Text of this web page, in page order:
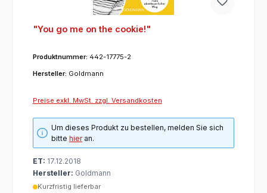
"You go me on the cookie!"
Produktnummer: 442-17775-2
Hersteller: Goldmann
Preise exkl. MwSt. zzgl. Versandkosten
Um dieses Produkt zu bestellen, melden Sie sich
bittehieran.
ET: 17.12.2018
Hersteller: Goldmann
Kurzfristig lieferbar